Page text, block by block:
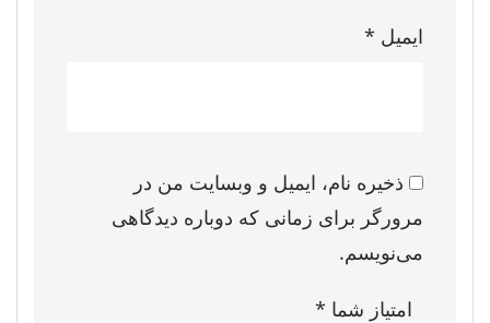
ایمیل *
ذخیره نام، ایمیل و وبسایت من در
مرورگر برای زمانی که دوباره دیدگاهی
می‌نویسم.
امتیاز شما *